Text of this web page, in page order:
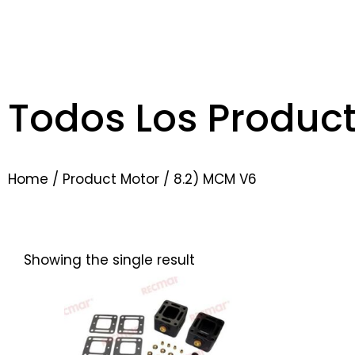
Todos Los
Home / Product Motor / 8.2) MCM V6
Showing the single result